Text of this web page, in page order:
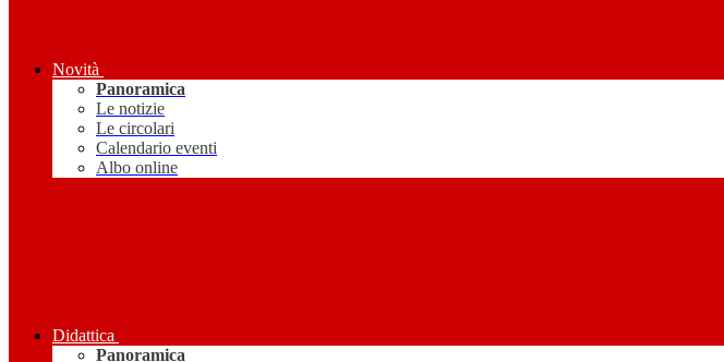
Novità
Panoramica
Le notizie
Le circolari
Calendario eventi
Albo online
Didattica
Panoramica